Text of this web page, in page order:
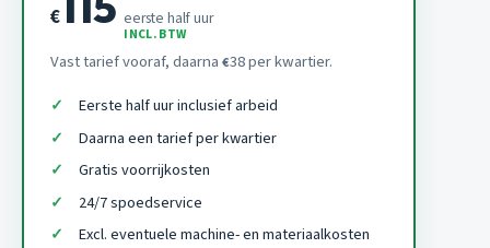
€ eerste half uur
INCL. BTW
Vast tarief vooraf, daarna €38 per kwartier.
Eerste half uur inclusief arbeid
Daarna een tarief per kwartier
Gratis voorrijkosten
24/7 spoedservice
Excl. eventuele machine- en materiaalkosten